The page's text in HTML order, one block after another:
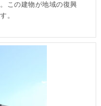
この建物が地域の復興
。